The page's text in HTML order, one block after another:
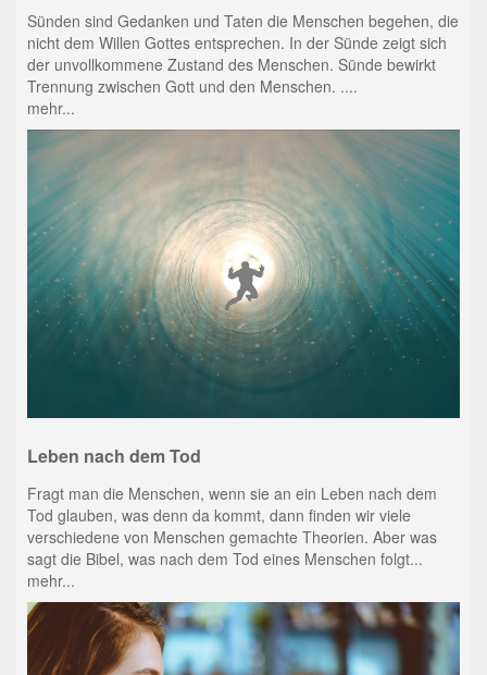
Sünden sind Gedanken und Taten die Menschen begehen, die
nicht dem Willen Gottes entsprechen. In der Sünde zeigt sich
der unvollkommene Zustand des Menschen. Sünde bewirkt
Trennung zwischen Gott und den Menschen. ....
mehr...
Leben nach dem Tod
Fragt man die Menschen, wenn sie an ein Leben nach dem
Tod glauben, was denn da kommt, dann finden wir viele
verschiedene von Menschen gemachte Theorien. Aber was
sagt die Bibel, was nach dem Tod eines Menschen folgt...
mehr...